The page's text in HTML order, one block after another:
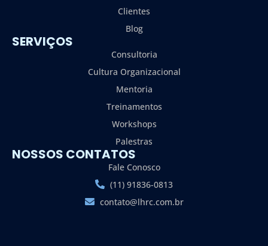
Clientes
Blog
SERVIÇOS
Consultoria
Cultura Organizacional
Mentoria
Treinamentos
Workshops
Palestras
NOSSOS CONTATOS
Fale Conosco
(11) 91836-0813
contato@lhrc.com.br